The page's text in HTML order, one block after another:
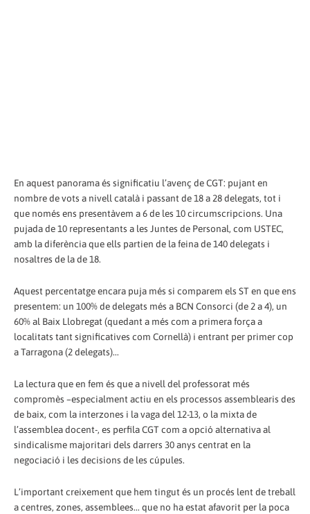
En aquest panorama és significatiu l’avenç de CGT: pujant en
nombre de vots a nivell català i passant de 18 a 28 delegats, tot i
que només ens presentàvem a 6 de les 10 circumscripcions. Una
pujada de 10 representants a les Juntes de Personal, com USTEC,
amb la diferència que ells partien de la feina de 140 delegats i
nosaltres de la de 18.
Aquest percentatge encara puja més si comparem els ST en que ens
presentem: un 100% de delegats més a BCN Consorci (de 2 a 4), un
60% al Baix Llobregat (quedant a més com a primera força a
localitats tant significatives com Cornellà) i entrant per primer cop
a Tarragona (2 delegats)...
La lectura que en fem és que a nivell del professorat més
compromès –especialment actiu en els processos assemblearis des
de baix, com la interzones i la vaga del 12-13, o la mixta de
l’assemblea docent-, es perfila CGT com a opció alternativa al
sindicalisme majoritari dels darrers 30 anys centrat en la
negociació i les decisions de les cúpules.
L’important creixement que hem tingut és un procés lent de treball
a centres, zones, assemblees... que no ha estat afavorit per la poca